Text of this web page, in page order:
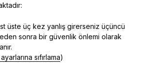
üste üç kez yanlış girerseniz üçüncü
sonra bir güvenlik önlemi olarak
sıfırlama)